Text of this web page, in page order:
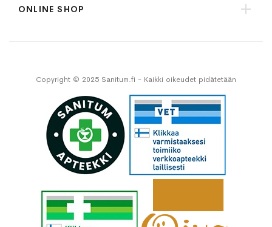
ONLINE SHOP
Copyright © 2025 Sanitum.fi - Kaikki oikeudet pidätetään